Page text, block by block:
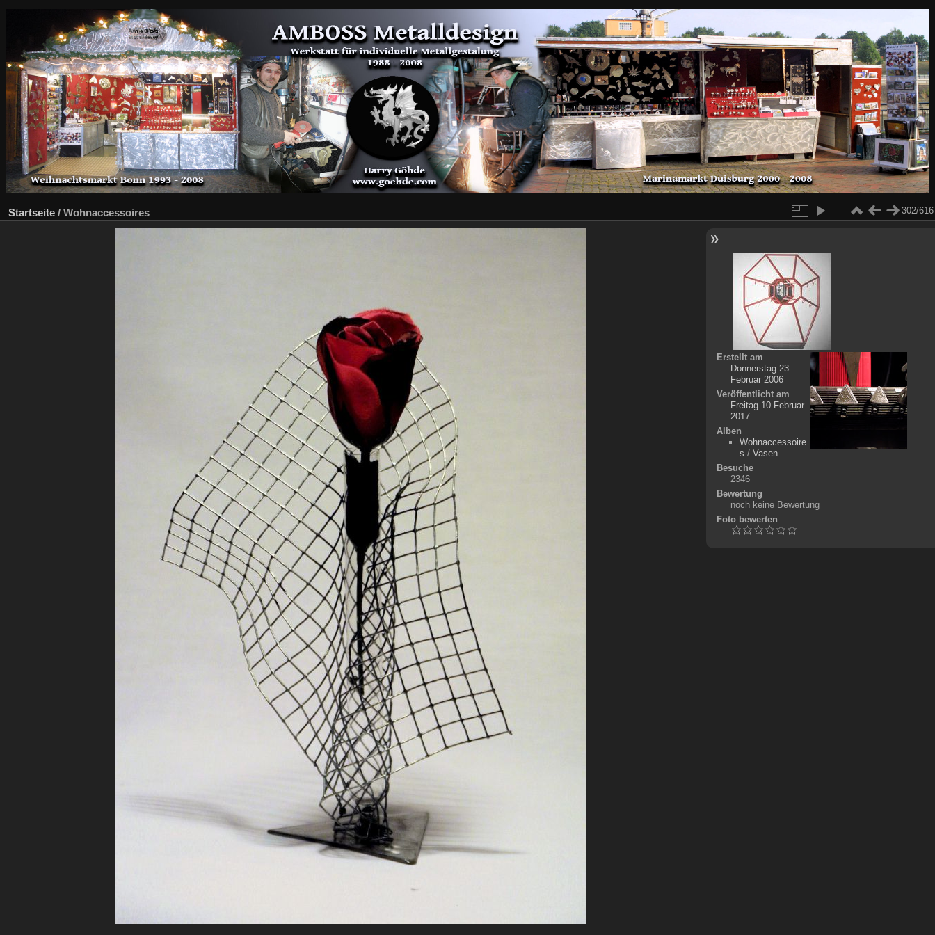
Startseite / Wohnaccessoires 302/616
Erstellt am
Donnerstag 23
Februar 2006
Veröffentlicht am
Freitag 10 Februar
2017
Alben
Wohnaccessoire
s / Vasen
Besuche
2346
Bewertung
noch keine Bewertung
Foto bewerten